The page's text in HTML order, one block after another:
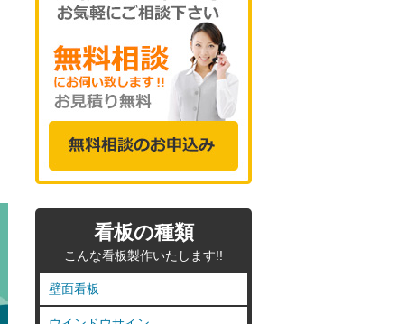
看板の種類
こんな看板製作いたします!!
壁面看板